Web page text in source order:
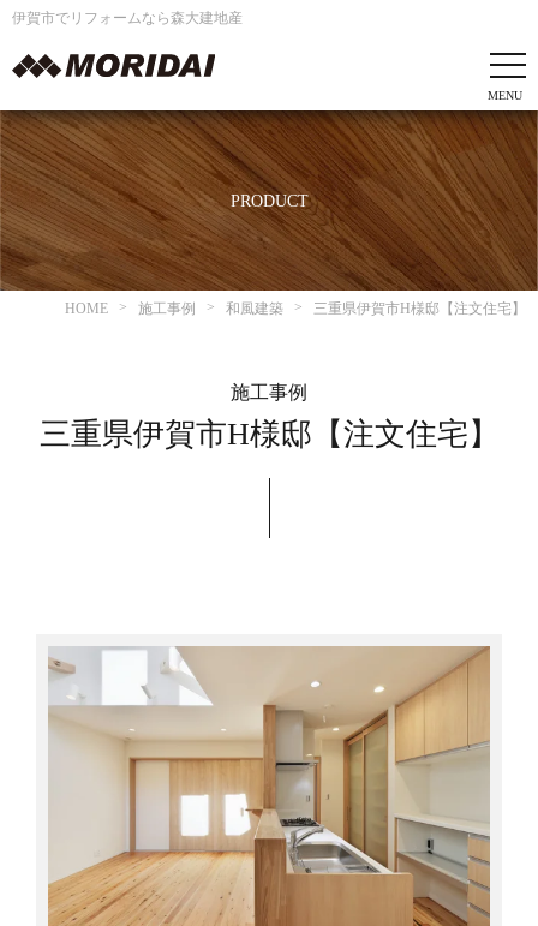
伊賀市でリフォームなら森大建地産
PRODUCT
HOME 施工事例 和風建築 三重県伊賀市H様邸【注文住宅】
施工事例
三重県伊賀市H様邸【注文住宅】